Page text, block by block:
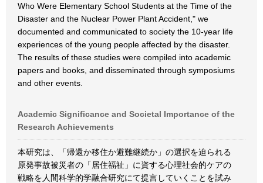
Who Were Elementary School Students at the Time of the
Disaster and the Nuclear Power Plant Accident," we
documented and communicated to society the 10-year life
experiences of the young people affected by the disaster.
The results of these studies were compiled into academic
papers and books, and disseminated through symposiums
and other events.
Academic Significance and Societal Importance of the
Research Achievements
本研究は、「帰還か移住か避難継続か」の選択を迫られる
原発事故被災者の「居住福祉」に資する心理社会的ケアの
戦略を人間科学的学融合研究にて提言していくことを試み